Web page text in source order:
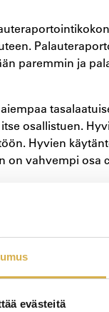
evästeitä
paremmin ja
osallistuen.
Hyvien
vahvempi osa
mukaiset
Tämä liittyy
pohjainen
tietojen